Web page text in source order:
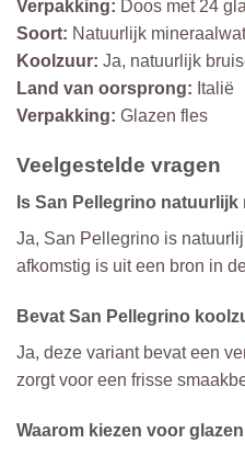
Verpakking: Doos met 24
Soort: Natuurlijk
Koolzuur: Ja, natuurlijk
Land van oorsprong: Italië
Verpakking: Glazen fles
Veelgestelde vragen
Is San Pellegrino natuurlijk
Ja, San Pellegrino is
afkomstig is uit een bron in
Bevat San Pellegrino
Ja, deze variant bevat een
zorgt voor een frisse
Waarom kiezen voor